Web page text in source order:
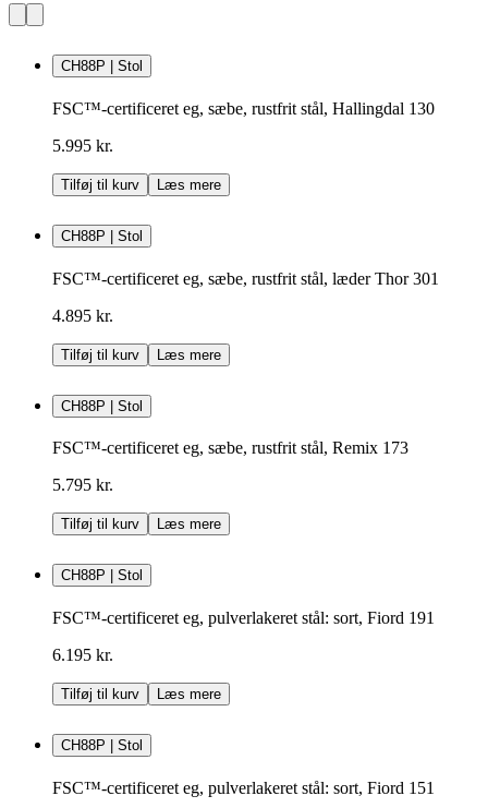
CH88P | Stol
FSC™-certificeret eg, sæbe, rustfrit stål, Hallingdal 130
5.995 kr.
Tilføj til kurv Læs mere
CH88P | Stol
FSC™-certificeret eg, sæbe, rustfrit stål, læder Thor 301
4.895 kr.
Tilføj til kurv Læs mere
CH88P | Stol
FSC™-certificeret eg, sæbe, rustfrit stål, Remix 173
5.795 kr.
Tilføj til kurv Læs mere
CH88P | Stol
FSC™-certificeret eg, pulverlakeret stål: sort, Fiord 191
6.195 kr.
Tilføj til kurv Læs mere
CH88P | Stol
FSC™-certificeret eg, pulverlakeret stål: sort, Fiord 151